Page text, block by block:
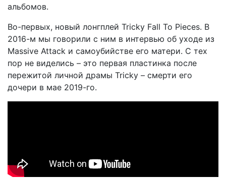
альбомов.
Во-первых, новый лонгплей Tricky Fall To Pieces. В
2016-м мы говорили с ним в интервью об уходе из
Massive Attack и самоубийстве его матери. С тех
пор не виделись – это первая пластинка после
пережитой личной драмы Tricky – смерти его
дочери в мае 2019-го.